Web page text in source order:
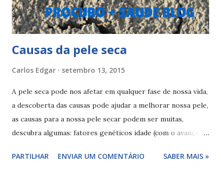
sabonete liquido pouco agressivo (pH ne...
Causas da pele seca
Carlos Edgar setembro 13, 2015
A pele seca pode nos afetar em qualquer fase de nossa vida,
a descoberta das causas pode ajudar a melhorar nossa pele,
as causas para a nossa pele secar podem ser muitas,
descubra algumas: fatores genéticos idade (com o avançar
cosméticos de fraca qualidade lavagem excessiva exposição
PARTILHAR ENVIAR UM COMENTÁRIO SABER MAIS »